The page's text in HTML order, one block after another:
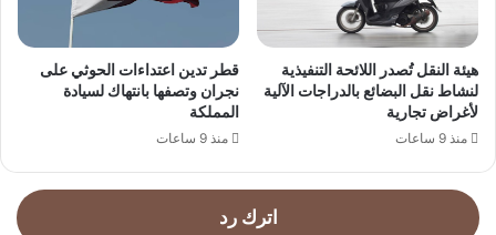
هيئة النقل تُصدر اللائحة التنفيذية
لنشاط نقل البضائع بالدراجات الآلية
لأغراض تجارية
منذ 9 ساعات
قطر تدين اعتداءات الحوثي على
نجران وتصفها بانتهاك لسيادة
المملكة
منذ 9 ساعات
اترك رد